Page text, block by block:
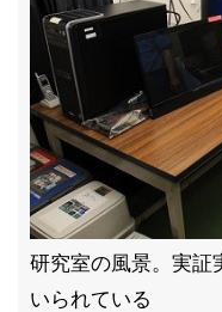
研究室の風景。実証
いられている